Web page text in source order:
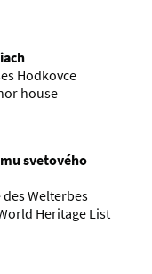
Hodkovce
house
svetového
Welterbes
Heritage List